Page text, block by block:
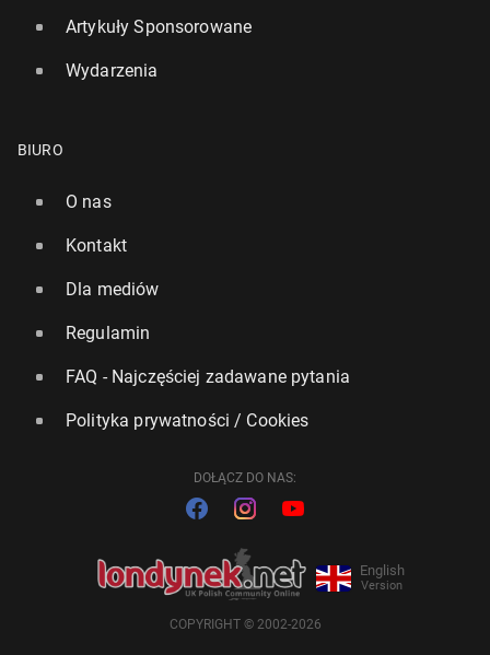
Artykuły Sponsorowane
Wydarzenia
BIURO
O nas
Kontakt
Dla mediów
Regulamin
FAQ - Najczęściej zadawane pytania
Polityka prywatności / Cookies
DOŁĄCZ DO NAS:
English
Version
COPYRIGHT © 2002-2026